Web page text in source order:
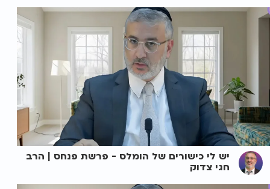
יש לי כישורים של הומלס - פרשת פנחס | הרב
חגי צדוק